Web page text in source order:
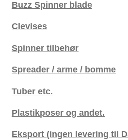
Buzz Spinner blade
Clevises
Spinner tilbehør
Spreader / arme / bomme
Tuber etc.
Plastikposer og andet.
Eksport (ingen levering til